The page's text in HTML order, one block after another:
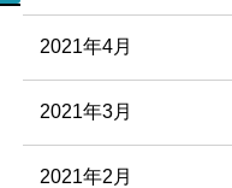
2021年4月
2021年3月
2021年2月